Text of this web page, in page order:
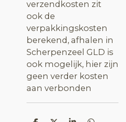
verzendkosten zit
ook de
verpakkingskosten
berekend, afhalen in
Scherpenzeel GLD is
ook mogelijk, hier zijn
geen verder kosten
aan verbonden